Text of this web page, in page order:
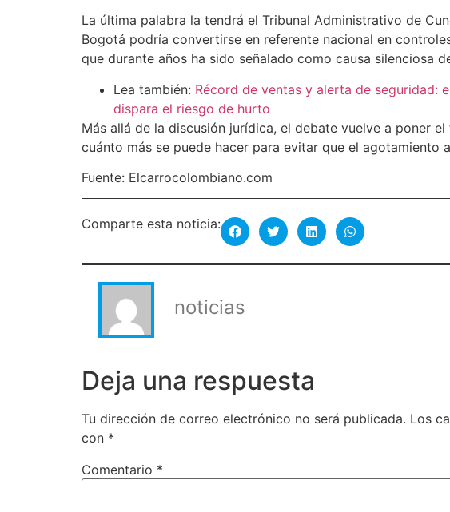
La última palabra la tendrá el Tribunal Administrativo de
Bogotá podría convertirse en referente nacional en
que durante años ha sido señalado como causa silenciosa
Lea también: Récord de ventas y alerta de seguridad:
dispara el riesgo de hurto
Más allá de la discusión jurídica, el debate vuelve a poner
cuánto más se puede hacer para evitar que el agotamiento
Fuente: Elcarrocolombiano.com
Comparte esta noticia:
noticias
Deja una respuesta
Tu dirección de correo electrónico no será publicada. Los
con *
Comentario *